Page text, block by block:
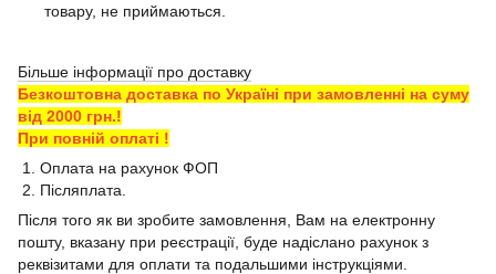
товару, не приймаються.
Більше інформації про доставку
Безкоштовна доставка по Україні при замовленні на суму
від 2000 грн.!
При повній оплаті !
1. Оплата на рахунок ФОП
2. Післяплата.
Після того як ви зробите замовлення, Вам на електронну
пошту, вказану при реєстрації, буде надіслано рахунок з
реквізитами для оплати та подальшими інструкціями.